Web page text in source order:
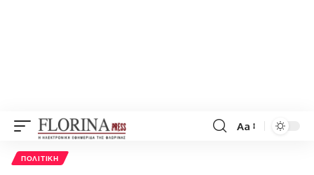
Font
Aa
ΠΟΛΙΤΙΚΉ